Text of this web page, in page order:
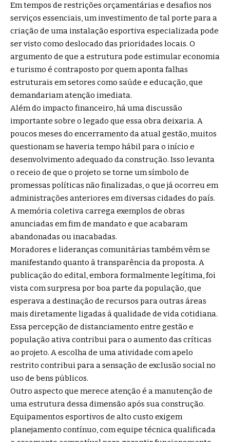
Em tempos de restrições orçamentárias e desafios nos
serviços essenciais, um investimento de tal porte para a
criação de uma instalação esportiva especializada pode
ser visto como deslocado das prioridades locais. O
argumento de que a estrutura pode estimular economia
e turismo é contraposto por quem aponta falhas
estruturais em setores como saúde e educação, que
demandariam atenção imediata.
Além do impacto financeiro, há uma discussão
importante sobre o legado que essa obra deixaria. A
poucos meses do encerramento da atual gestão, muitos
questionam se haveria tempo hábil para o início e
desenvolvimento adequado da construção. Isso levanta
o receio de que o projeto se torne um símbolo de
promessas políticas não finalizadas, o que já ocorreu em
administrações anteriores em diversas cidades do país.
A memória coletiva carrega exemplos de obras
anunciadas em fim de mandato e que acabaram
abandonadas ou inacabadas.
Moradores e lideranças comunitárias também vêm se
manifestando quanto à transparência da proposta. A
publicação do edital, embora formalmente legítima, foi
vista com surpresa por boa parte da população, que
esperava a destinação de recursos para outras áreas
mais diretamente ligadas à qualidade de vida cotidiana.
Essa percepção de distanciamento entre gestão e
população ativa contribui para o aumento das críticas
ao projeto. A escolha de uma atividade com apelo
restrito contribui para a sensação de exclusão social no
uso de bens públicos.
Outro aspecto que merece atenção é a manutenção de
uma estrutura dessa dimensão após sua construção.
Equipamentos esportivos de alto custo exigem
planejamento contínuo, com equipe técnica qualificada